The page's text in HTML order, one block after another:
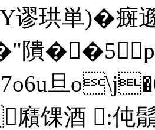
谬珙単)�癍
隤��5p
旦o\j�0
馃酒 :伅